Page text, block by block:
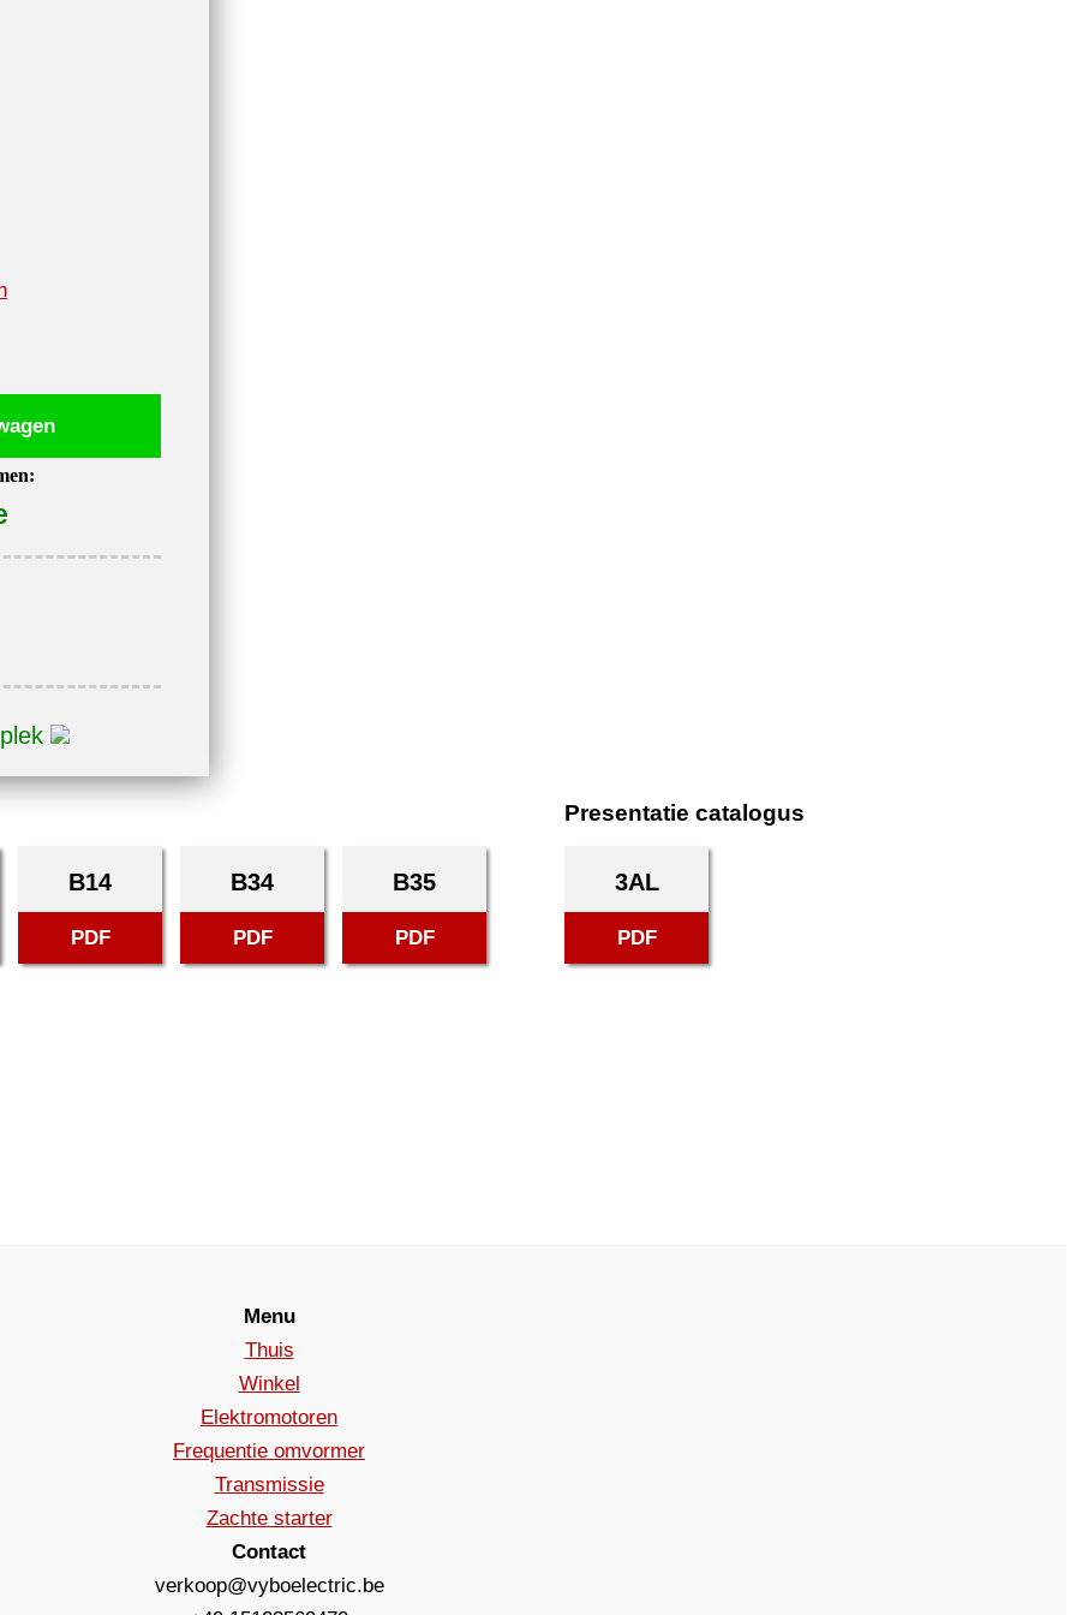
plek
B14
PDF
B34
PDF
B35
PDF
Presentatie catalogus
3AL
PDF
Menu
Thuis
Winkel
Elektromotoren
Frequentie omvormer
Transmissie
Zachte starter
Contact
verkoop@vyboelectric.be